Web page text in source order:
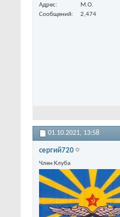
Адрес
М.О.
Сообщений
2,474
01.10.2021, 13:58
сергий720
Член Клуба